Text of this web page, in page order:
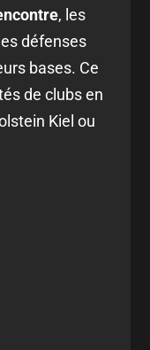
, les
défenses
bases. Ce
de clubs en
Kiel ou